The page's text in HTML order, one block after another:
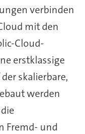
verbinden
mit den
Cloud-
erstklassige
skalierbare,
werden
Fremd- und